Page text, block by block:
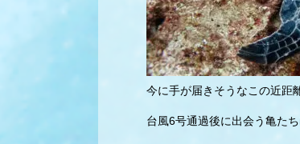
今に手が届きそうなこの近距
台風6号通過後に出会う亀た